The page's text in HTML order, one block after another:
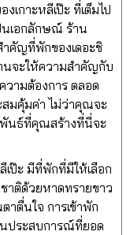
เกาะหลีเป๊ะ ที่เต็มไป
นเอกลักษณ์ ร้าน
ำคัญที่พักของเดอะชิ
นจะให้ความสำคัญกับ
วามต้องการ ตลอด
สมคุ้มค่า ไม่ว่าคุณจะ
พันธ์ที่คุณสร้างที่นี่จะ
เป๊ะ มีที่พักที่มีให้เลือก
าติด้วยหาดทรายขาว
าตื่นใจ การเข้าพัก
ประสบการณ์ที่ยอด